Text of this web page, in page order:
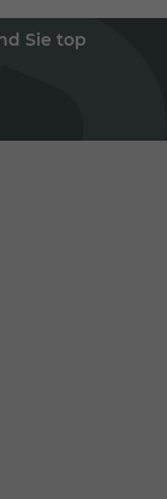
Sie top